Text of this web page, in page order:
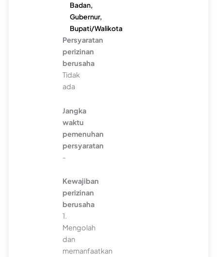
Badan,
Gubernur,
Bupati/Walikota
Persyaratan
perizinan
berusaha
Tidak
ada
Jangka
waktu
pemenuhan
persyaratan
-
Kewajiban
perizinan
berusaha
1.
Mengolah
dan
memanfaatkan